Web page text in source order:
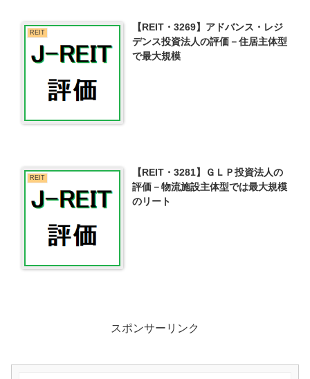
REIT
【REIT・3269】アドバンス・レジ
デンス投資法人の評価－住居主体型
で最大規模
REIT
【REIT・3281】ＧＬＰ投資法人の
評価－物流施設主体型では最大規模
のリート
スポンサーリンク